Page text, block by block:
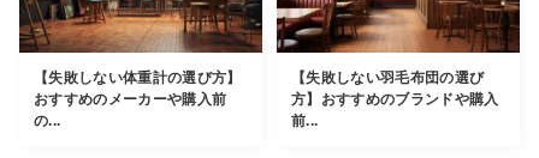
【失敗しない体重計の選び方】
おすすめのメーカーや購入前
の...
【失敗しない羽毛布団の選び
方】おすすめのブランドや購入
前...